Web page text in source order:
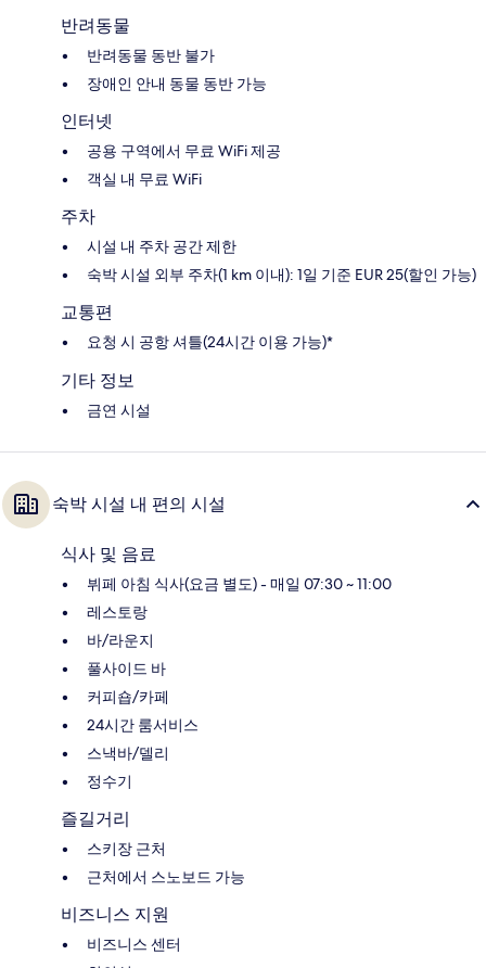
반려동물
반려동물 동반 불가
장애인 안내 동물 동반 가능
인터넷
공용 구역에서 무료 WiFi 제공
객실 내 무료 WiFi
주차
시설 내 주차 공간 제한
숙박 시설 외부 주차(1 km 이내): 1일 기준 EUR 25(할인 가능)
교통편
요청 시 공항 셔틀(24시간 이용 가능)*
기타 정보
금연 시설
숙박 시설 내 편의 시설
식사 및 음료
뷔페 아침 식사(요금 별도) - 매일 07:30 ~ 11:00
레스토랑
바/라운지
풀사이드 바
커피숍/카페
24시간 룸서비스
스낵바/델리
정수기
즐길거리
스키장 근처
근처에서 스노보드 가능
비즈니스 지원
비즈니스 센터